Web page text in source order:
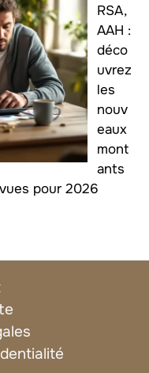
RSA,
AAH :
déco
uvrez
les
nouv
eaux
mont
ants
pour 2026